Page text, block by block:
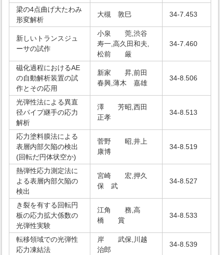
梁の4点曲げ大たわみ
形変解析
大槻 敦巳 34-7.453
新しいトランスジュ
ーサの試作
小泉 莞,渋谷
寿一,高久田和夫,
松前 厳
34-7.460
磁化過程におけるAE
の自動解析装置の試
作とその応用
新家 昇,前田
春興,薄木 嘉雄
34-8.506
光弾性法による異直
径パイプ継手の応力
解析
澤 芳昭,西田
正孝
34-8.513
応力塗料膜法による
表層内部欠陥の検出
(回転だ円体状空か)
菅野 昭,井上
康博
34-8.519
熱弾性応力測定法に
よる表層内部欠陥の
検出
宮崎 宏,押久
保 武
34-8.527
き裂を有する回転円
板の応力拡大係数の
光弾性実験
江角 務,高
橋 賞
34-8.533
転移領域での光弾性
応力凍結法
岸 武保,川越
治郎
34-8.539